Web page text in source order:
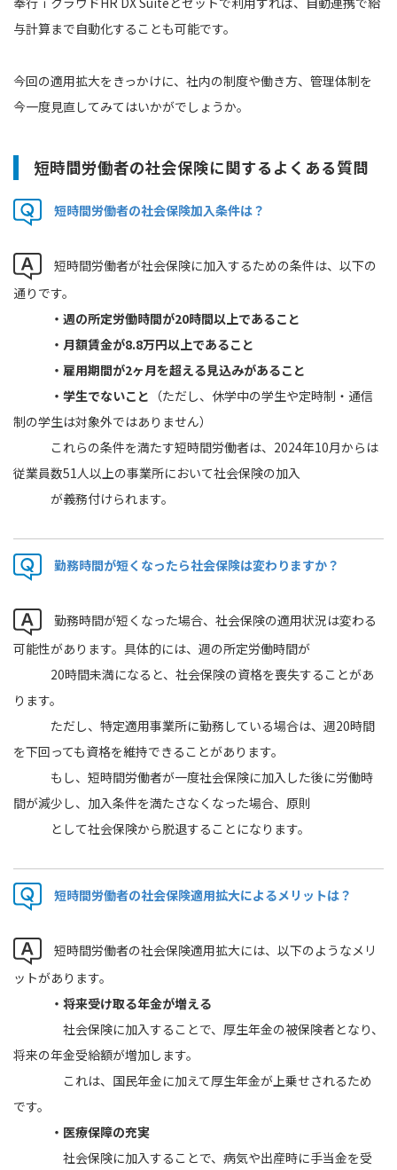
与計算まで自動化することも可能です。
今回の適用拡大をきっかけに、社内の制度や働き方、管理体制を
今一度見直してみてはいかがでしょうか。
短時間労働者の社会保険に関するよくある質問
短時間労働者の社会保険加入条件は？
短時間労働者が社会保険に加入するための条件は、以下の
通りです。
・週の所定労働時間が20時間以上であること
・月額賃金が8.8万円以上であること
・雇用期間が2ヶ月を超える見込みがあること
・学生でないこと （ただし、休学中の学生や定時制・通信
制の学生は対象外ではありません）
これらの条件を満たす短時間労働者は、2024年10月からは
従業員数51人以上の事業所において社会保険の加入
が義務付けられます。
勤務時間が短くなったら社会保険は変わりますか？
勤務時間が短くなった場合、社会保険の適用状況は変わる
可能性があります。具体的には、週の所定労働時間が
20時間未満になると、社会保険の資格を喪失することがあ
ります。
ただし、特定適用事業所に勤務している場合は、週20時間
を下回っても資格を維持できることがあります。
もし、短時間労働者が一度社会保険に加入した後に労働時
間が減少し、加入条件を満たさなくなった場合、原則
として社会保険から脱退することになります。
短時間労働者の社会保険適用拡大によるメリットは？
短時間労働者の社会保険適用拡大には、以下のようなメリ
ットがあります。
・将来受け取る年金が増える
社会保険に加入することで、厚生年金の被保険者となり、
将来の年金受給額が増加します。
これは、国民年金に加えて厚生年金が上乗せされるため
です。
・医療保障の充実
社会保険に加入することで、病気や出産時に手当金を受